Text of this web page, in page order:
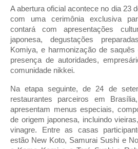
A abertura oficial acontece no dia 23
com uma cerimônia exclusiva
contará com apresentações
japonesa, degustações
Komiya, e harmonização de
presença de autoridades,
comunidade nikkei.
Na etapa seguinte, de 24 de
restaurantes parceiros em
apresentam menus especiais,
de origem japonesa, incluindo
vinagre. Entre as casas
estão New Koto, Samurai Sushi e